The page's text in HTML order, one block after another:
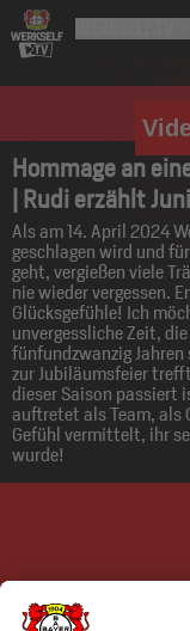
Hommage an
| Rudi erzählt Juni
Als am 14. April 2024
geschlagen wird und
geht, vergießen viele
nie wieder vergessen.
Glücksgefühle! Ich
unvergessliche Zeit,
fünfundzwanzig
zur Jubiläumsfeier
dieser Saison passiert
auftretet als Team, als
Gefühl vermittelt, ihr
wurde!